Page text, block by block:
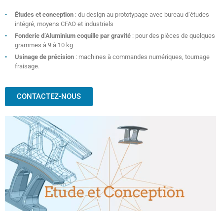
Études et conception : du design au prototypage avec bureau d’études
intégré, moyens CFAO et industriels
Fonderie d’Aluminium coquille par gravité : pour des pièces de quelques
grammes à 9 à 10 kg
Usinage de précision : machines à commandes numériques, tournage
fraisage.
CONTACTEZ-NOUS